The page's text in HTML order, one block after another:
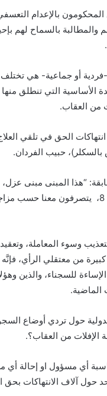
بالإعدام
والمطالبة بالسماح لهم
أو جماعية- هي
الأساسية التي تنطلق
من العقاب.
الحق في تلقي
“هذا المبنى مبنى عزل،
مضى 9 أيام ولم يحضروا لي ملابسي و احتياجاتي من
وسوء المعاملة،
من معتقلي الرأي،
للسجناء، والذين
الماضية.
حول تردي أوضاع
الإفلات من العقاب؟.
أي مسؤول او إحالة
حول آلاف الانتهاكات بحق